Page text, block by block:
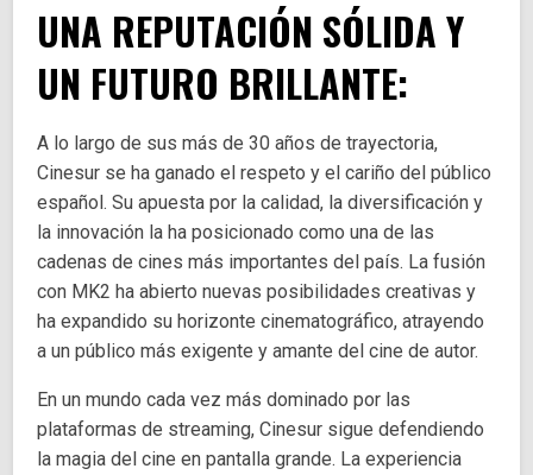
UNA REPUTACIÓN SÓLIDA Y
UN FUTURO BRILLANTE:
A lo largo de sus más de 30 años de trayectoria,
Cinesur se ha ganado el respeto y el cariño del público
español. Su apuesta por la calidad, la diversificación y
la innovación la ha posicionado como una de las
cadenas de cines más importantes del país. La fusión
con MK2 ha abierto nuevas posibilidades creativas y
ha expandido su horizonte cinematográfico, atrayendo
a un público más exigente y amante del cine de autor.
En un mundo cada vez más dominado por las
plataformas de streaming, Cinesur sigue defendiendo
la magia del cine en pantalla grande. La experiencia